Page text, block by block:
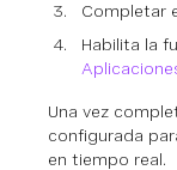
Completar
Habilita la
Una vez
configurada
en tiempo real.